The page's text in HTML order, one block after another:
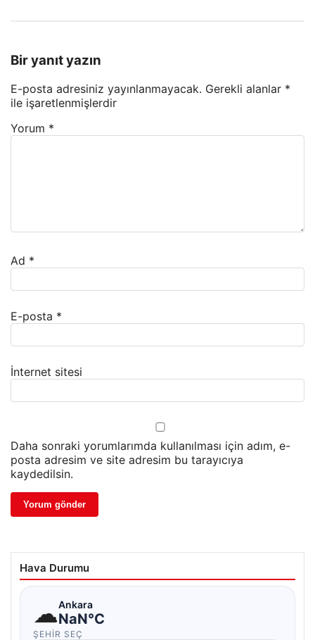
Bir yanıt yazın
E-posta adresiniz yayınlanmayacak. Gerekli alanlar *
ile işaretlenmişlerdir
Yorum *
Ad *
E-posta *
İnternet sitesi
Daha sonraki yorumlarımda kullanılması için adım, e-
posta adresim ve site adresim bu tarayıcıya
kaydedilsin.
Hava Durumu
☁Ankara
NaN°C
ŞEHIR SEÇ